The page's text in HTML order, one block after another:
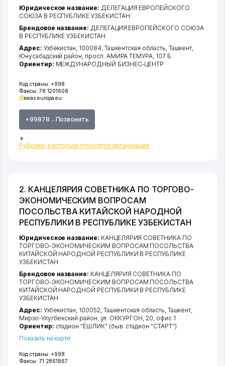
Код страны: +998
Факсы: 78 1201608
eeas.europa.eu
+99878 ...Позвонить
Рубрики, к которым относится организация
Юридическое название: ДЕЛЕГАЦИЯ ЕВРОПЕЙСКОГО
СОЮЗА В РЕСПУБЛИКЕ УЗБЕКИСТАН
Брендовое название: ДЕЛЕГАЦИЯ ЕВРОПЕЙСКОГО СОЮЗА
В РЕСПУБЛИКЕ УЗБЕКИСТАН
Адрес: Узбекистан, 100084, Ташкентская область, Ташкент,
Юнусабадский район, просп. АМИРА ТЕМУРА, 107 Б
Ориентир: МЕЖДУНАРОДНЫЙ БИЗНЕС-ЦЕНТР
2. КАНЦЕЛЯРИЯ СОВЕТНИКА ПО ТОРГОВО-
ЭКОНОМИЧЕСКИМ ВОПРОСАМ
ПОСОЛЬСТВА КИТАЙСКОЙ НАРОДНОЙ
РЕСПУБЛИКИ В РЕСПУБЛИКЕ УЗБЕКИСТАН
Код страны: +998
Факсы: 71 2861867
Юридическое название: КАНЦЕЛЯРИЯ СОВЕТНИКА ПО
ТОРГОВО-ЭКОНОМИЧЕСКИМ ВОПРОСАМ ПОСОЛЬСТВА
КИТАЙСКОЙ НАРОДНОЙ РЕСПУБЛИКИ В РЕСПУБЛИКЕ
УЗБЕКИСТАН
Брендовое название: КАНЦЕЛЯРИЯ СОВЕТНИКА ПО
ТОРГОВО-ЭКОНОМИЧЕСКИМ ВОПРОСАМ ПОСОЛЬСТВА
КИТАЙСКОЙ НАРОДНОЙ РЕСПУБЛИКИ В РЕСПУБЛИКЕ
УЗБЕКИСТАН
Адрес: Узбекистан, 100052, Ташкентская область, Ташкент,
Мирзо-Улугбекский район, ул. ОККУРГОН, 20, офис 1
Ориентир: стадион "ЁШЛИК" (быв. стадион "СТАРТ")
Показать на карте